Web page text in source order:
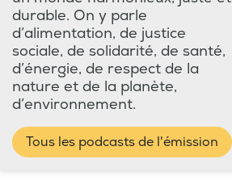
durable. On y parle
d’alimentation, de justice
sociale, de solidarité, de santé,
d’énergie, de respect de la
nature et de la planète,
d’environnement.
Tous les podcasts de l'émission